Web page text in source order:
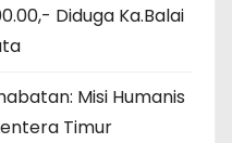
Diduga Ka.Balai
Misi Humanis
Timur